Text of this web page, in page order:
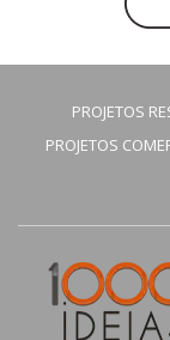
PROJETOS
PROJETOS